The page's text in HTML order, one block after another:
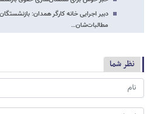
دبیر اجرایی خانه کارگر همدان:
مطالبات‌شان…
نظر شما